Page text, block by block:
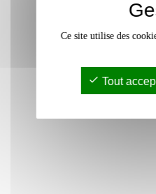
Ce site utilise des
Tout